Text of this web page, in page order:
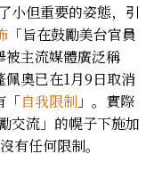
小但重要的姿態，引
「旨在鼓勵美台官員
被主流媒體廣泛稱
奧已在1月9日取消
「自我限制 」。實際
交流」的幌子下施加
有任何限制。